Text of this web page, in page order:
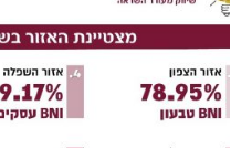
להמשך קריאה